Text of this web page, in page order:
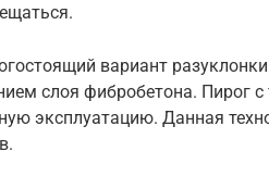
вариант
слоя фибробетона. Пирог
эксплуатацию. Данная